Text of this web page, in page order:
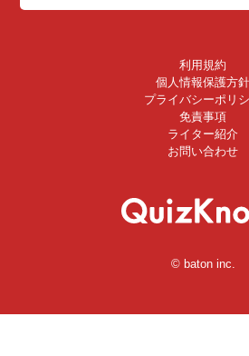
利用規約
個人情報保護方針
プライバシーポリ
免責事項
ライター紹介
お問い合わせ
© baton inc.